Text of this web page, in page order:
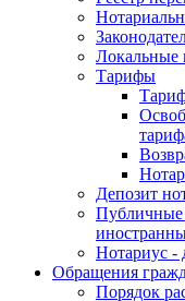
Локальные
Тарифы
Депозит
Публичные
Нотариус -
Обращения
Порядок